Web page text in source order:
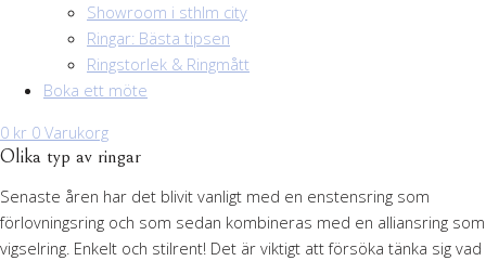
Showroom i sthlm city
Ringar: Bästa tipsen
Ringstorlek & Ringmått
Boka ett möte
0 kr 0 Varukorg
Olika typ av ringar
Senaste åren har det blivit vanligt med en enstensring som
förlovningsring och som sedan kombineras med en alliansring som
vigselring. Enkelt och stilrent! Det är viktigt att försöka tänka sig vad